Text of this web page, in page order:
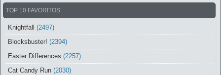
TOP 10 FAVORITOS
Knightfall
(2497)
Blocksbuster! (2394)
Easter Differences (2257)
Cat Candy Run (2030)